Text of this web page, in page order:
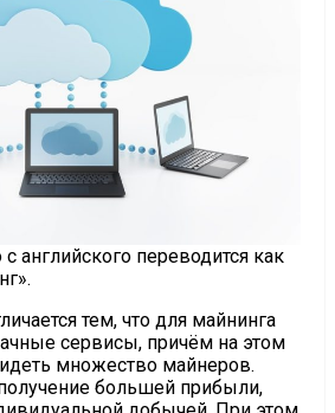
с английского переводится как
тем, что для майнинга
сервисы, причём на этом
множество майнеров.
большей прибыли,